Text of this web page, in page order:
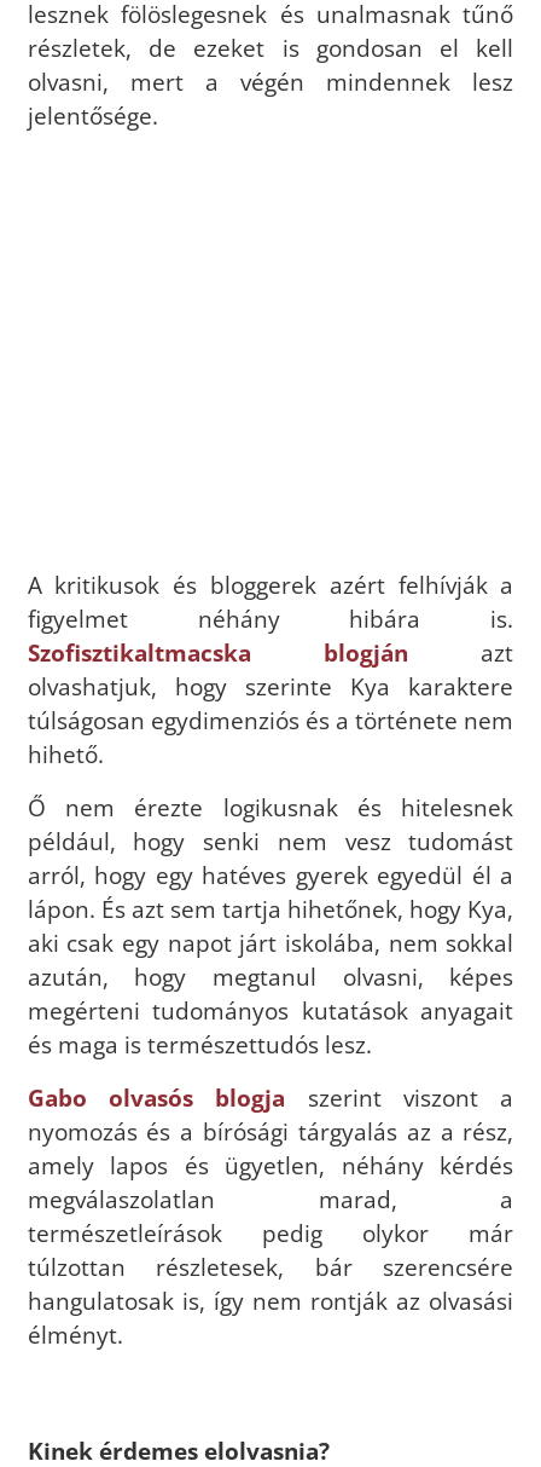
lesznek fölöslegesnek és unalmasnak tűnő
részletek, de ezeket is gondosan el kell
olvasni, mert a végén mindennek lesz
jelentősége.
A kritikusok és bloggerek azért felhívják a
figyelmet néhány hibára is.
Szofisztikaltmacska blogján azt
olvashatjuk, hogy szerinte Kya karaktere
túlságosan egydimenziós és a története nem
hihető.
Ő nem érezte logikusnak és hitelesnek
például, hogy senki nem vesz tudomást
arról, hogy egy hatéves gyerek egyedül él a
lápon. És azt sem tartja hihetőnek, hogy Kya,
aki csak egy napot járt iskolába, nem sokkal
azután, hogy megtanul olvasni, képes
megérteni tudományos kutatások anyagait
és maga is természettudós lesz.
Gabo olvasós blogja szerint viszont a
nyomozás és a bírósági tárgyalás az a rész,
amely lapos és ügyetlen, néhány kérdés
megválaszolatlan marad, a
természetleírások pedig olykor már
túlzottan részletesek, bár szerencsére
hangulatosak is, így nem rontják az olvasási
élményt.
Kinek érdemes elolvasnia?